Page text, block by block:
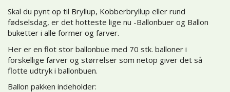
Skal du pynt op til Bryllup, Kobberbryllup eller rund
fødselsdag, er det hotteste lige nu -Ballonbuer og Ballon
buketter i alle former og farver.
Her er en flot stor ballonbue med 70 stk. balloner i
forskellige farver og størrelser som netop giver det så
flotte udtryk i ballonbuen.
Ballon pakken indeholder: